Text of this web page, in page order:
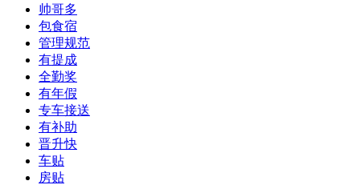
帅哥多
包食宿
管理规范
有提成
全勤奖
有年假
专车接送
有补助
晋升快
车贴
房贴